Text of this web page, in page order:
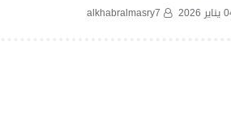
2026
alkhabralmasry7